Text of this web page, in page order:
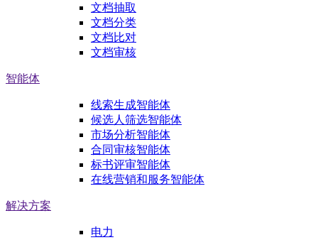
文档抽取
文档分类
文档比对
文档审核
智能体
线索生成智能体
候选人筛选智能体
市场分析智能体
合同审核智能体
标书评审智能体
在线营销和服务智能体
解决方案
电力